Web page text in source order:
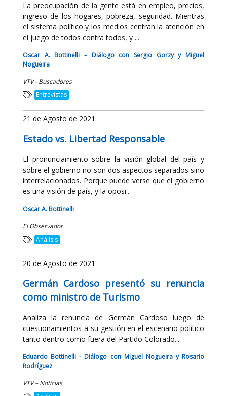
La preocupación de la gente está en empleo, precios,
ingreso de los hogares, pobreza, seguridad. Mientras
el sistema político y los medios centran la atención en
el juego de todos contra todos, y ...
Oscar A. Bottinelli – Diálogo con Sergio Gorzy y Miguel
Nogueira
VTV - Buscadores
Entrevistas
21 de Agosto de 2021
Estado vs. Libertad Responsable
El pronunciamiento sobre la visión global del país y
sobre el gobierno no son dos aspectos separados sino
interrelacionados. Porque puede verse que el gobierno
es una visión de país, y la oposi...
Oscar A. Bottinelli
El Observador
Análisis
20 de Agosto de 2021
Germán Cardoso presentó su renuncia
como ministro de Turismo
Analiza la renuncia de Germán Cardoso luego de
cuestionamientos a su gestión en el escenario político
tanto dentro como fuera del Partido Colorado....
Eduardo Bottinelli - Diálogo con Miguel Nogueira y Rosario
Rodríguez
VTV – Noticias